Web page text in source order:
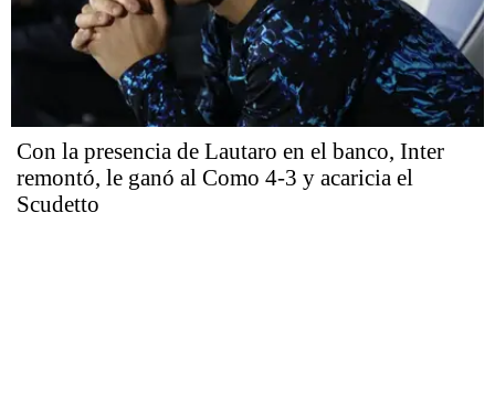
Con la presencia de Lautaro en el banco, Inter
remontó, le ganó al Como 4-3 y acaricia el
Scudetto